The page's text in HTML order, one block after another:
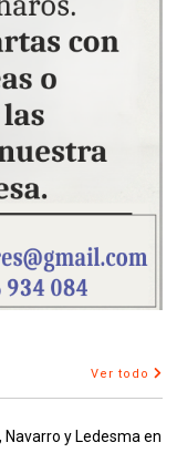
Ver todo
y Ledesma en